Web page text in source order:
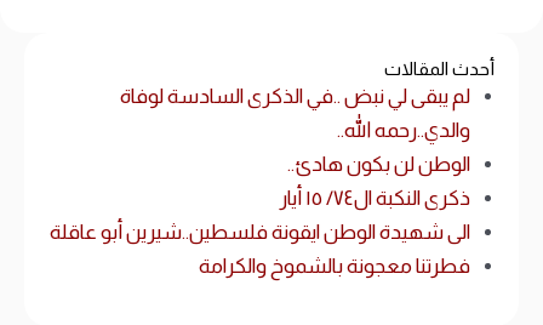
أحدث المقالات
لم يبقى لي نبض ..في الذكرى السادسة لوفاة
والدي..رحمه الله..
الوطن لن بكون هادئ..
ذكرى النكبة ال٧٤/ ١٥ أيار
الى شهيدة الوطن ايقونة فلسطين..شيرين أبو عاقلة
فطرتنا معجونة بالشموخ والكرامة